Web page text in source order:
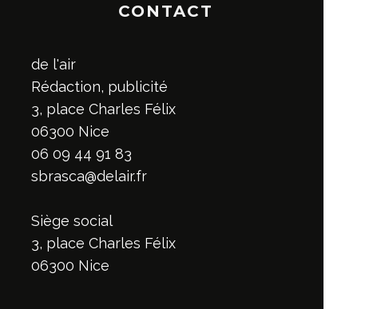
CONTACT
de l'air
Rédaction, publicité
3, place Charles Félix
06300 Nice
06 09 44 91 83
sbrasca@delair.fr
Siège social
3, place Charles Félix
06300 Nice